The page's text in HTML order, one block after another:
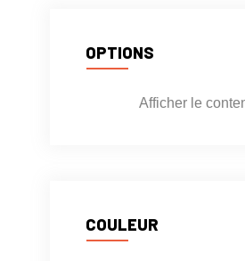
OPTIONS
Afficher le
COULEUR